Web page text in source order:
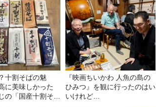
十割そばの魅
に美味しかった
の「国産十割そ
『映画ちいかわ 人魚の島の
ひみつ』を観に行ったのはい
いけれど…